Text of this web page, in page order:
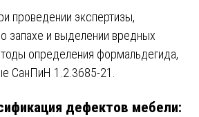
проведении экспертизы,
запахе и выделении вредных
определения формальдегида,
СанПиН 1.2.3685-21.
дефектов мебели: